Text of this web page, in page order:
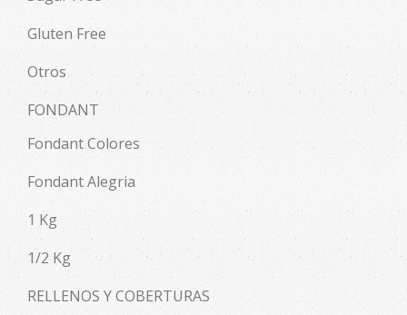
Gluten Free
Otros
FONDANT
Fondant Colores
Fondant Alegria
1 Kg
1/2 Kg
RELLENOS Y COBERTURAS